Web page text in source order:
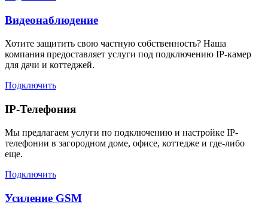
Видеонаблюдение
Хотите защитить свою частную собственность? Наша
компания предоставляет услуги под подключению IP-камер
для дачи и коттеджей.
Подключить
IP-Телефония
Мы предлагаем услуги по подключению и настройке IP-
телефонии в загородном доме, офисе, коттедже и где-либо
еще.
Подключить
Усиление GSM